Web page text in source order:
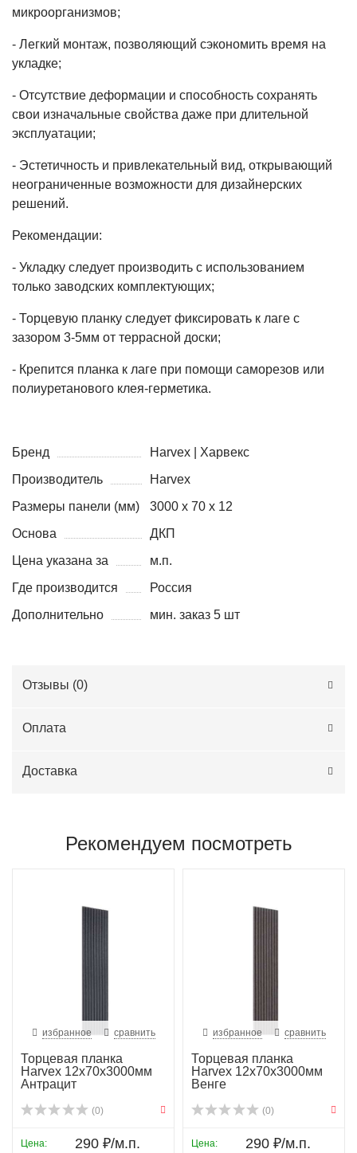
микроорганизмов;
- Легкий монтаж, позволяющий сэкономить время на
укладке;
- Отсутствие деформации и способность сохранять
свои изначальные свойства даже при длительной
эксплуатации;
- Эстетичность и привлекательный вид, открывающий
неограниченные возможности для дизайнерских
решений.
Рекомендации:
- Укладку следует производить с использованием
только заводских комплектующих;
- Торцевую планку следует фиксировать к лаге с
зазором 3-5мм от террасной доски;
- Крепится планка к лаге при помощи саморезов или
полиуретанового клея-герметика.
Бренд
Harvex | Харвекс
Производитель
Harvex
Размеры панели (мм)
3000 х 70 х 12
Основа
ДКП
Цена указана за
м.п.
Где производится
Россия
Дополнительно
мин. заказ 5 шт
Отзывы (0)
Оплата
Доставка
Рекомендуем посмотреть
избранное сравнить
Торцевая планка
Harvex 12х70х3000мм
Антрацит
(0)
Цена: 290 ₽/м.п.
избранное сравнить
Торцевая планка
Harvex 12х70х3000мм
Венге
(0)
Цена: 290 ₽/м.п.